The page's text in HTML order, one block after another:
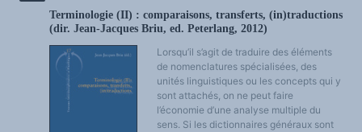
Terminologie (II) : comparaisons, transferts, (in)traductions
(dir. Jean-Jacques Briu, ed. Peterlang, 2012)
Lorsqu’il s’agit de traduire des éléments
de nomenclatures spécialisées, des
unités linguistiques ou les concepts qui y
sont attachés, on ne peut faire
l’économie d’une analyse multiple du
sens. Si les dictionnaires généraux sont